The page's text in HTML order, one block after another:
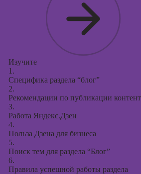
Изучите
1.
Специфика раздела “блог”
2.
Рекомендации по публикации
3.
Работа Яндекс.Дзен
4.
Польза Дзена для бизнеса
5.
Поиск тем для раздела “Блог”
6.
Правила успешной работы раздела